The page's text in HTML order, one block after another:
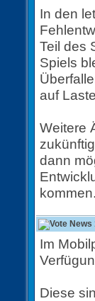
In den
Teil des
Spiels
auf
Weitere
dann
kommen.
Im
Diese